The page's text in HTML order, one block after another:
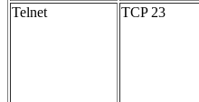
Telnet
TCP 23